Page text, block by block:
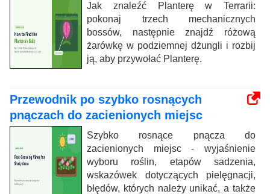
Jak znaleźć Planterę w Terrarii:
pokonaj trzech mechanicznych
bossów, następnie znajdź różową
żarówkę w podziemnej dżungli i rozbij
ją, aby przywołać Planterę.
Przewodnik po szybko rosnących
pnączach do zacienionych miejsc
Szybko rosnące pnącza do
zacienionych miejsc - wyjaśnienie
wyboru roślin, etapów sadzenia,
wskazówek dotyczących pielęgnacji,
błędów, których należy unikać, a także